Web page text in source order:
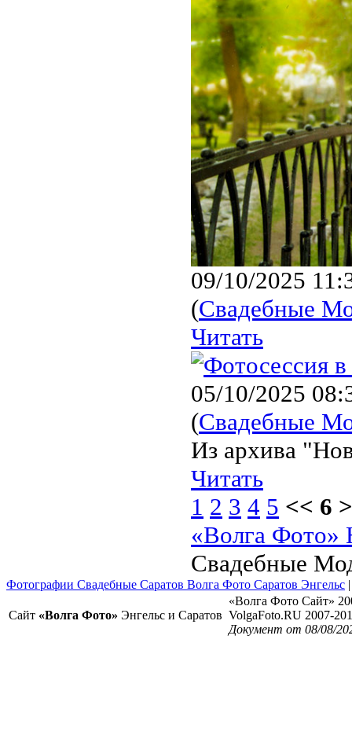
09/10/2025
(Свадебные
Читать
05/10/2025
(Свадебные
Из архива
Читать
1 2 3 4 5 << 6
«Волга Фото»
Свадебные
Фотографии Свадебные Саратов Волга Фото Саратов Энгельс
Сайт «Волга Фото» Энгельс и Саратов
«Волга Фото Сайт»
VolgaFoto.RU 2007-
Документ от 08/08/